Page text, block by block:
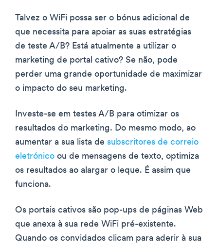
Talvez o WiFi possa ser o bónus adicional de
que necessita para apoiar as suas estratégias
de teste A/B? Está atualmente a utilizar o
marketing de portal cativo? Se não, pode
perder uma grande oportunidade de maximizar
o impacto do seu marketing.
Investe-se em testes A/B para otimizar os
resultados do marketing. Do mesmo modo, ao
aumentar a sua lista de subscritores de correio
eletrónico ou de mensagens de texto, optimiza
os resultados ao alargar o leque. É assim que
funciona.
Os portais cativos são pop-ups de páginas Web
que anexa à sua rede WiFi pré-existente.
Quando os convidados clicam para aderir à sua